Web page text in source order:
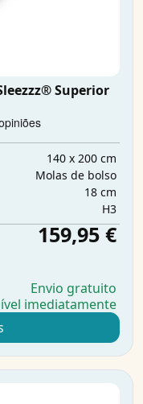
Superior
140 x 200 cm
Molas de bolso
18 cm
H3
159,95 €
Envio gratuito
imediatamente